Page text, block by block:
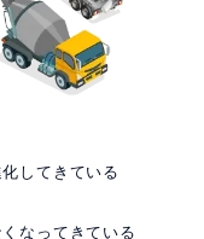
してきている
なってきている